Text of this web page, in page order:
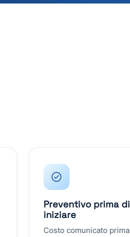
Preventivo prima di
iniziare
Costo comunicato prima